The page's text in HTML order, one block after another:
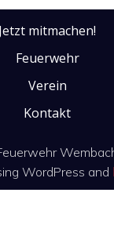
Jetzt mitmachen!
Feuerwehr
Verein
Kontakt
WordPress and